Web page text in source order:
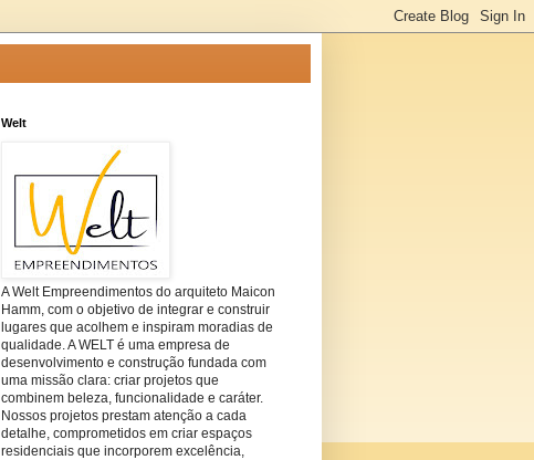
Welt
A Welt Empreendimentos do arquiteto Maicon
Hamm, com o objetivo de integrar e construir
lugares que acolhem e inspiram moradias de
qualidade. A WELT é uma empresa de
desenvolvimento e construção fundada com
uma missão clara: criar projetos que
combinem beleza, funcionalidade e caráter.
Nossos projetos prestam atenção a cada
detalhe, comprometidos em criar espaços
residenciais que incorporem excelência,